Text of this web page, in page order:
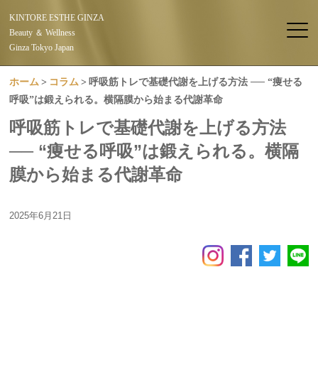
KINTORE ESTHE GINZA
Beauty ＆ Wellness
Ginza Tokyo Japan
ホーム コラム
呼吸筋トレで基礎代謝を上げる方法 ── “痩せる
呼吸”は鍛えられる。横隔膜から始まる代謝革命
呼吸筋トレで基礎代謝を上げる方法
── “痩せる呼吸”は鍛えられる。横隔
膜から始まる代謝革命
2025年6月21日